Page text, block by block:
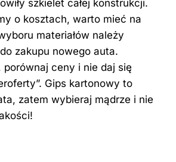
szkielet całej konstrukcji.
o kosztach, warto mieć na
materiałów należy
zakupu nowego auta.
porównaj ceny i nie daj się
Gips kartonowy to
zatem wybieraj mądrze i nie